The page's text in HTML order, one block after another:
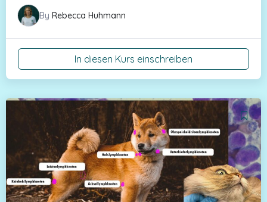
By Rebecca Huhmann
In diesen Kurs einschreiben